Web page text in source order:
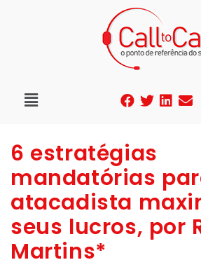
6 estratégias
mandatórias
atacadista
seus lucros, por
Martins*